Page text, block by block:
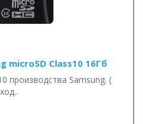
microSD Class10 16Гб
производства Samsung. (